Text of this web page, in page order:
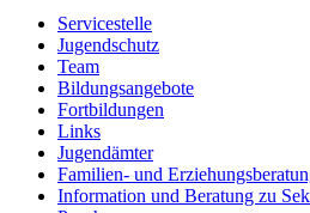
Servicestelle
Jugendschutz
Team
Bildungsangebote
Fortbildungen
Links
Jugendämter
Familien- und
Information und Beratung zu